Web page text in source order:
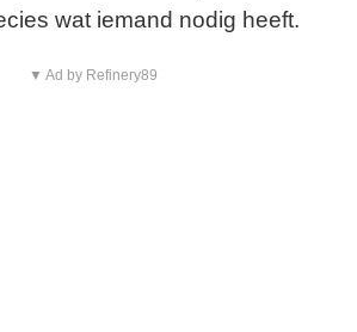
wat iemand nodig heeft.
▼ Ad by Refinery89